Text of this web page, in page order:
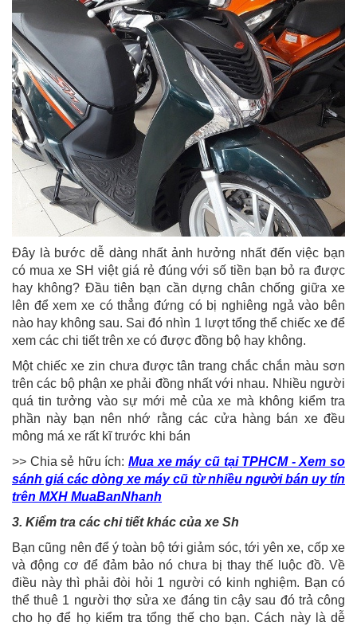
Đây là bước dễ dàng nhất ảnh hưởng nhất đến việc bạn
có mua xe SH việt giá rẻ đúng với số tiền bạn bỏ ra được
hay không? Đầu tiên bạn cần dựng chân chống giữa xe
lên để xem xe có thẳng đứng có bị nghiêng ngả vào bên
nào hay không sau. Sai đó nhìn 1 lượt tổng thể chiếc xe để
xem các chi tiết trên xe có được đồng bộ hay không.
Một chiếc xe zin chưa được tân trang chắc chắn màu sơn
trên các bộ phận xe phải đồng nhất với nhau. Nhiều người
quá tin tưởng vào sự mới mẻ của xe mà không kiểm tra
phần này bạn nên nhớ rằng các cửa hàng bán xe đều
mông má xe rất kĩ trước khi bán
>> Chia sẻ hữu ích:Mua xe máy cũ tại TPHCM - Xem so
sánh giá các dòng xe máy cũ từ nhiều người bán uy tín
trên MXH MuaBanNhanh
3. Kiểm tra các chi tiết khác của xe Sh
Bạn cũng nên để ý toàn bộ tới giảm sóc, tới yên xe, cốp xe
và động cơ để đảm bảo nó chưa bị thay thế luộc đồ. Về
điều này thì phải đòi hỏi 1 người có kinh nghiệm. Bạn có
thể thuê 1 người thợ sửa xe đáng tin cậy sau đó trả công
cho họ để họ kiểm tra tổng thế cho bạn. Cách này là dễ